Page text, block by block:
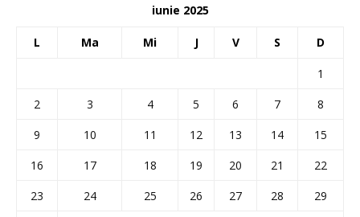
iunie 2025
L Ma Mi J V S D
1
2
3 4 5 6 7
8
9
10 11 12 13 14
15
16
17 18 19 20 21
22
23
24 25 26 27 28
29